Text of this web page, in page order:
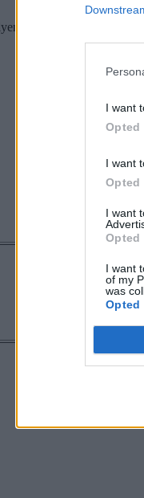
I want
Opted
I want
Opted
I want
Opted
I want
of my
was
Opted
típusú képzés,
Tetszett a